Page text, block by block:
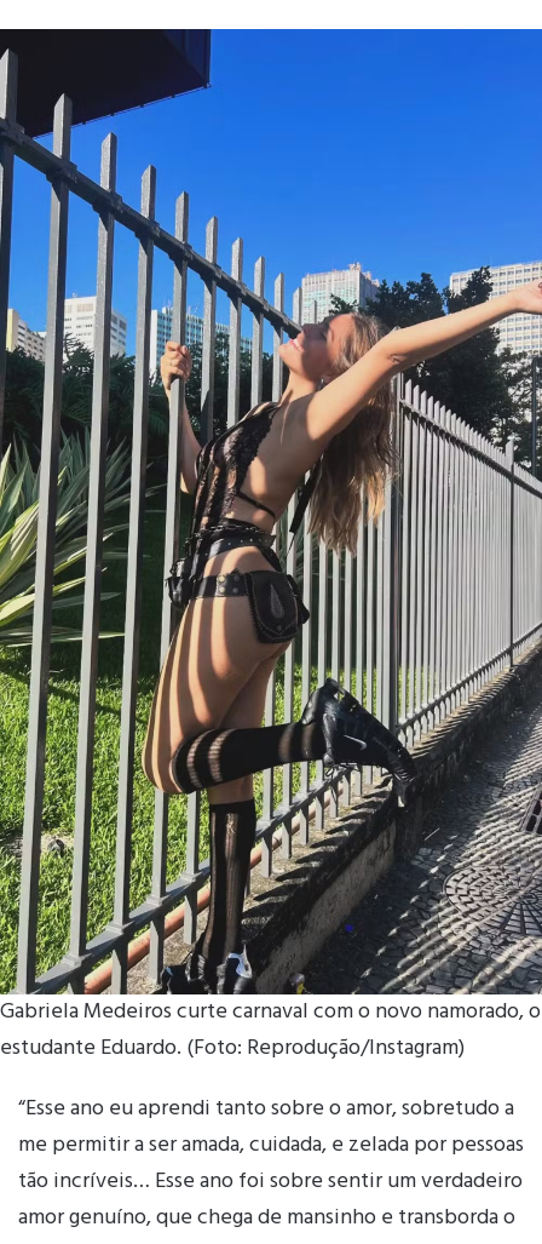
Gabriela Medeiros curte carnaval com o novo namorado, o
estudante Eduardo. (Foto: Reprodução/Instagram)
“Esse ano eu aprendi tanto sobre o amor, sobretudo a
me permitir a ser amada, cuidada, e zelada por pessoas
tão incríveis… Esse ano foi sobre sentir um verdadeiro
amor genuíno, que chega de mansinho e transborda o